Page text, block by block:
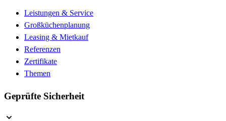
Leistungen & Service
Großküchenplanung
Leasing & Mietkauf
Referenzen
Zertifikate
Themen
Geprüfte Sicherheit